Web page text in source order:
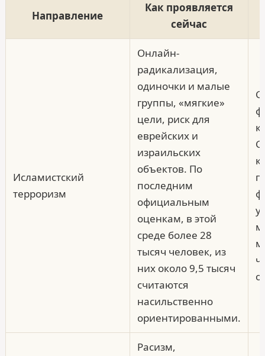
Направление
Как проявляется
сейчас
Исламистский
терроризм
Онлайн-
радикализация,
одиночки и малые
группы, «мягкие»
цели, риск для
еврейских и
израильских
объектов. По
последним
официальным
оценкам, в этой
среде более 28
тысяч человек, из
них около 9,5 тысяч
считаются
насильственно
ориентированными.
Расизм,